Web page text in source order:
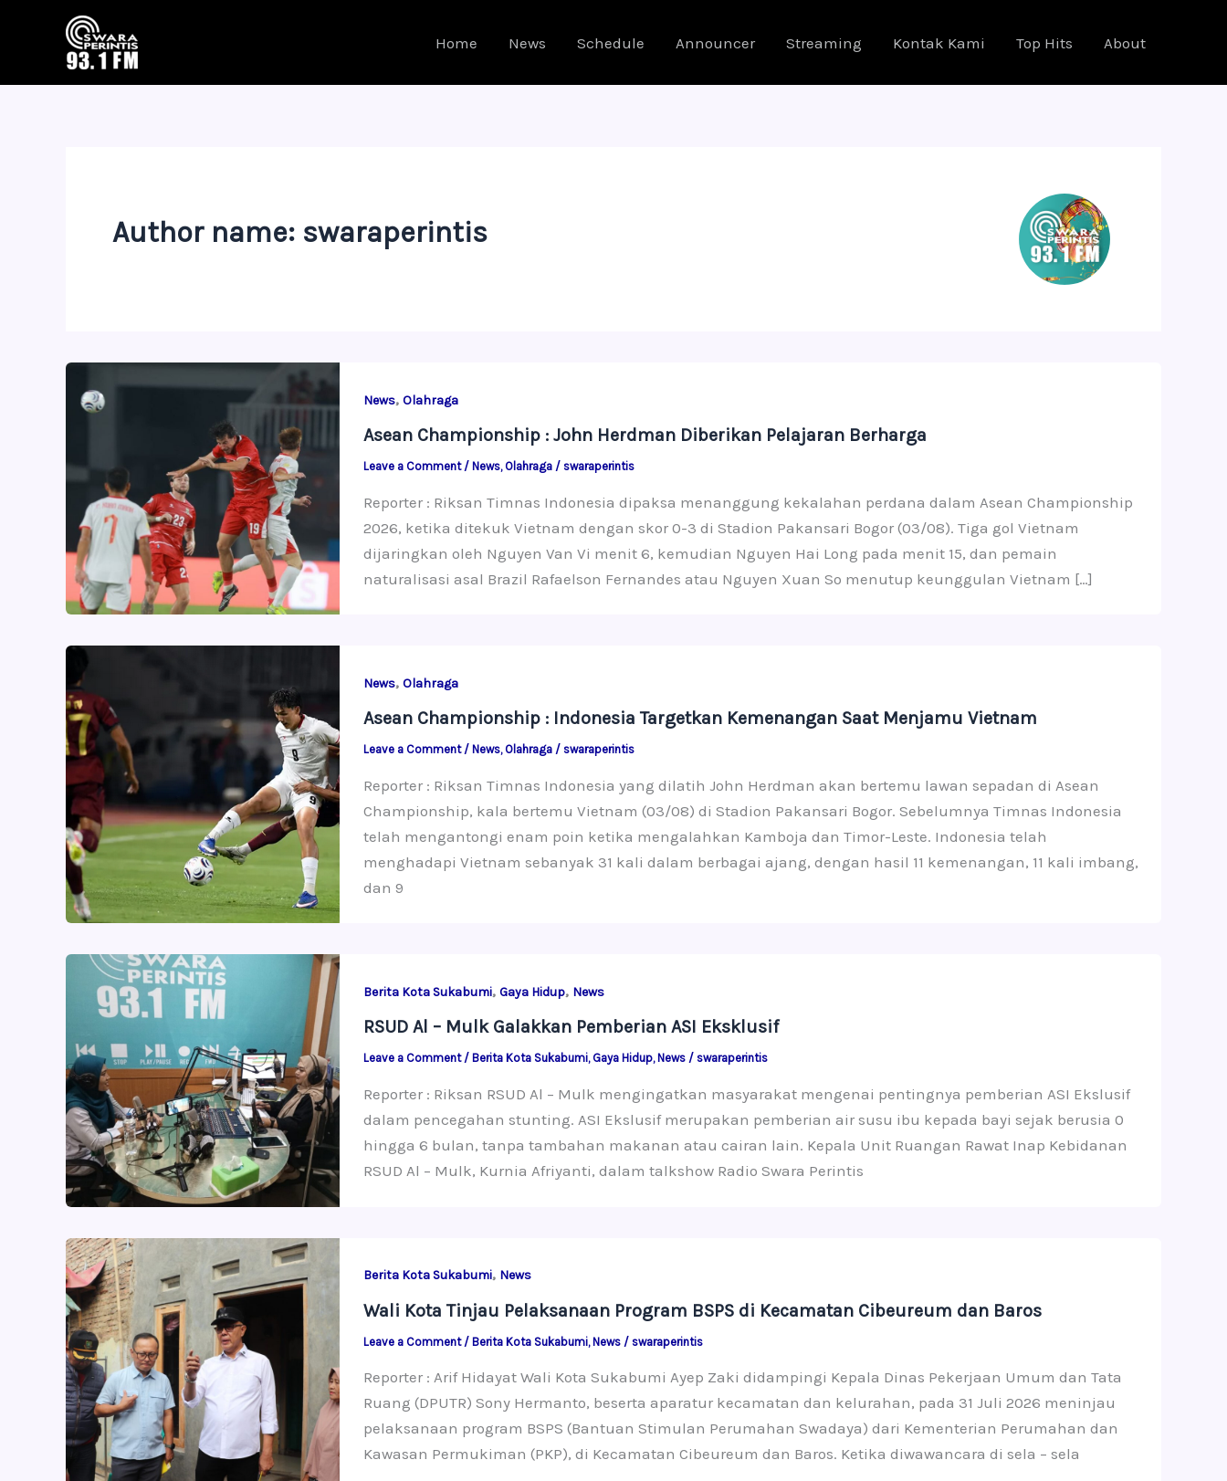
Home News Schedule Announcer Streaming Kontak Kami Top Hits About
Author name: swaraperintis
News, Olahraga
Asean Championship : John Herdman Diberikan Pelajaran Berharga
Leave a Comment / News, Olahraga/ swaraperintis
Reporter : Riksan Timnas Indonesia dipaksa menanggung kekalahan perdana dalam Asean Championship
2026, ketika ditekuk Vietnam dengan skor 0-3 di Stadion Pakansari Bogor (03/08). Tiga gol Vietnam
dijaringkan oleh Nguyen Van Vi menit 6, kemudian Nguyen Hai Long pada menit 15, dan pemain
naturalisasi asal Brazil Rafaelson Fernandes atau Nguyen Xuan So menutup keunggulan Vietnam […]
News, Olahraga
Asean Championship : Indonesia Targetkan Kemenangan Saat Menjamu Vietnam
Leave a Comment / News, Olahraga/ swaraperintis
Reporter : Riksan Timnas Indonesia yang dilatih John Herdman akan bertemu lawan sepadan di Asean
Championship, kala bertemu Vietnam (03/08) di Stadion Pakansari Bogor. Sebelumnya Timnas Indonesia
telah mengantongi enam poin ketika mengalahkan Kamboja dan Timor-Leste. Indonesia telah
menghadapi Vietnam sebanyak 31 kali dalam berbagai ajang, dengan hasil 11 kemenangan, 11 kali imbang,
dan 9
Berita Kota Sukabumi, Gaya Hidup, News
RSUD Al – Mulk Galakkan Pemberian ASI Eksklusif
Leave a Comment / Berita Kota Sukabumi, Gaya Hidup, News/ swaraperintis
Reporter : Riksan RSUD Al – Mulk mengingatkan masyarakat mengenai pentingnya pemberian ASI Ekslusif
dalam pencegahan stunting. ASI Ekslusif merupakan pemberian air susu ibu kepada bayi sejak berusia 0
hingga 6 bulan, tanpa tambahan makanan atau cairan lain. Kepala Unit Ruangan Rawat Inap Kebidanan
RSUD Al – Mulk, Kurnia Afriyanti, dalam talkshow Radio Swara Perintis
Berita Kota Sukabumi, News
Wali Kota Tinjau Pelaksanaan Program BSPS di Kecamatan Cibeureum dan Baros
Leave a Comment / Berita Kota Sukabumi, News/ swaraperintis
Reporter : Arif Hidayat Wali Kota Sukabumi Ayep Zaki didampingi Kepala Dinas Pekerjaan Umum dan Tata
Ruang (DPUTR) Sony Hermanto, beserta aparatur kecamatan dan kelurahan, pada 31 Juli 2026 meninjau
pelaksanaan program BSPS (Bantuan Stimulan Perumahan Swadaya) dari Kementerian Perumahan dan
Kawasan Permukiman (PKP), di Kecamatan Cibeureum dan Baros. Ketika diwawancara di sela – sela